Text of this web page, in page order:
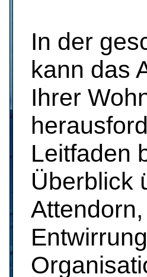
In der
kann das
Ihrer
Leitfaden
Überblick